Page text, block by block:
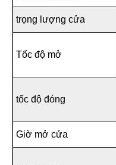
trọng lượng cửa
Tốc độ mở
tốc độ đóng
Giờ mở cửa